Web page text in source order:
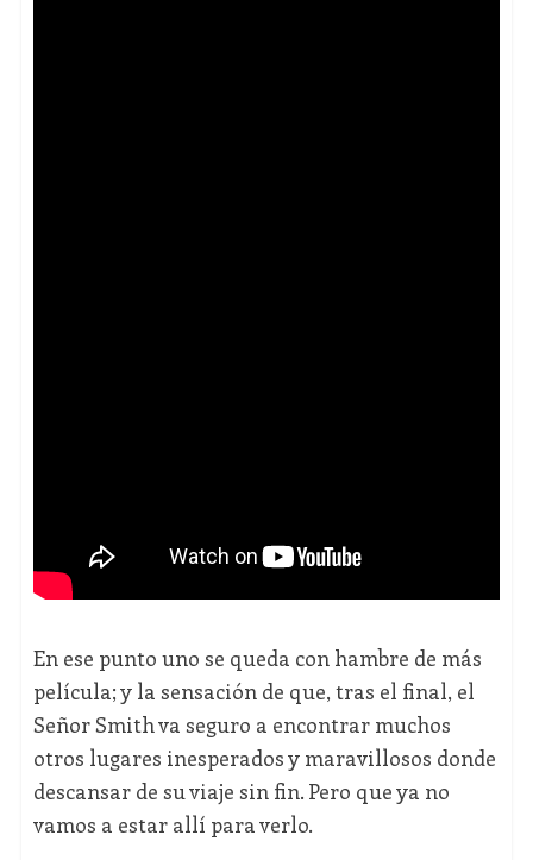
En ese punto uno se queda con hambre de más
película; y la sensación de que, tras el final, el
Señor Smith va seguro a encontrar muchos
otros lugares inesperados y maravillosos donde
descansar de su viaje sin fin. Pero que ya no
vamos a estar allí para verlo.